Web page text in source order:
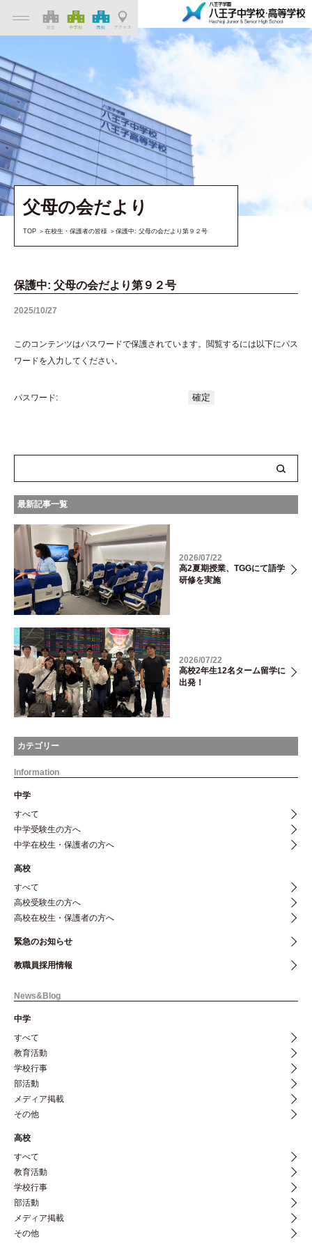
父母の会だより
TOP 在校生・保護者の皆様 保護中: 父母の会だより第９２号
保護中: 父母の会だより第９２号
2025/10/27
このコンテンツはパスワードで保護されています。閲覧するには以下にパス
ワードを入力してください。
パスワード:
最新記事一覧
2026/07/22
高2夏期授業、TGGにて語学
研修を実施
2026/07/22
高校2年生12名ターム留学に
出発！
カテゴリー
Information
中学
すべて
中学受験生の方へ
中学在校生・保護者の方へ
高校
すべて
高校受験生の方へ
高校在校生・保護者の方へ
緊急のお知らせ
教職員採用情報
News&Blog
中学
すべて
教育活動
学校行事
部活動
メディア掲載
その他
高校
すべて
教育活動
学校行事
部活動
メディア掲載
その他